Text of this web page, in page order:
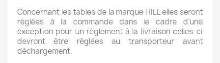
Concernant les tables de la marque HILL elles seront
réglées à la commande dans le cadre d’une
exception pour un règlement à la livraison celles-ci
devront être réglées au transporteur avant
déchargement.